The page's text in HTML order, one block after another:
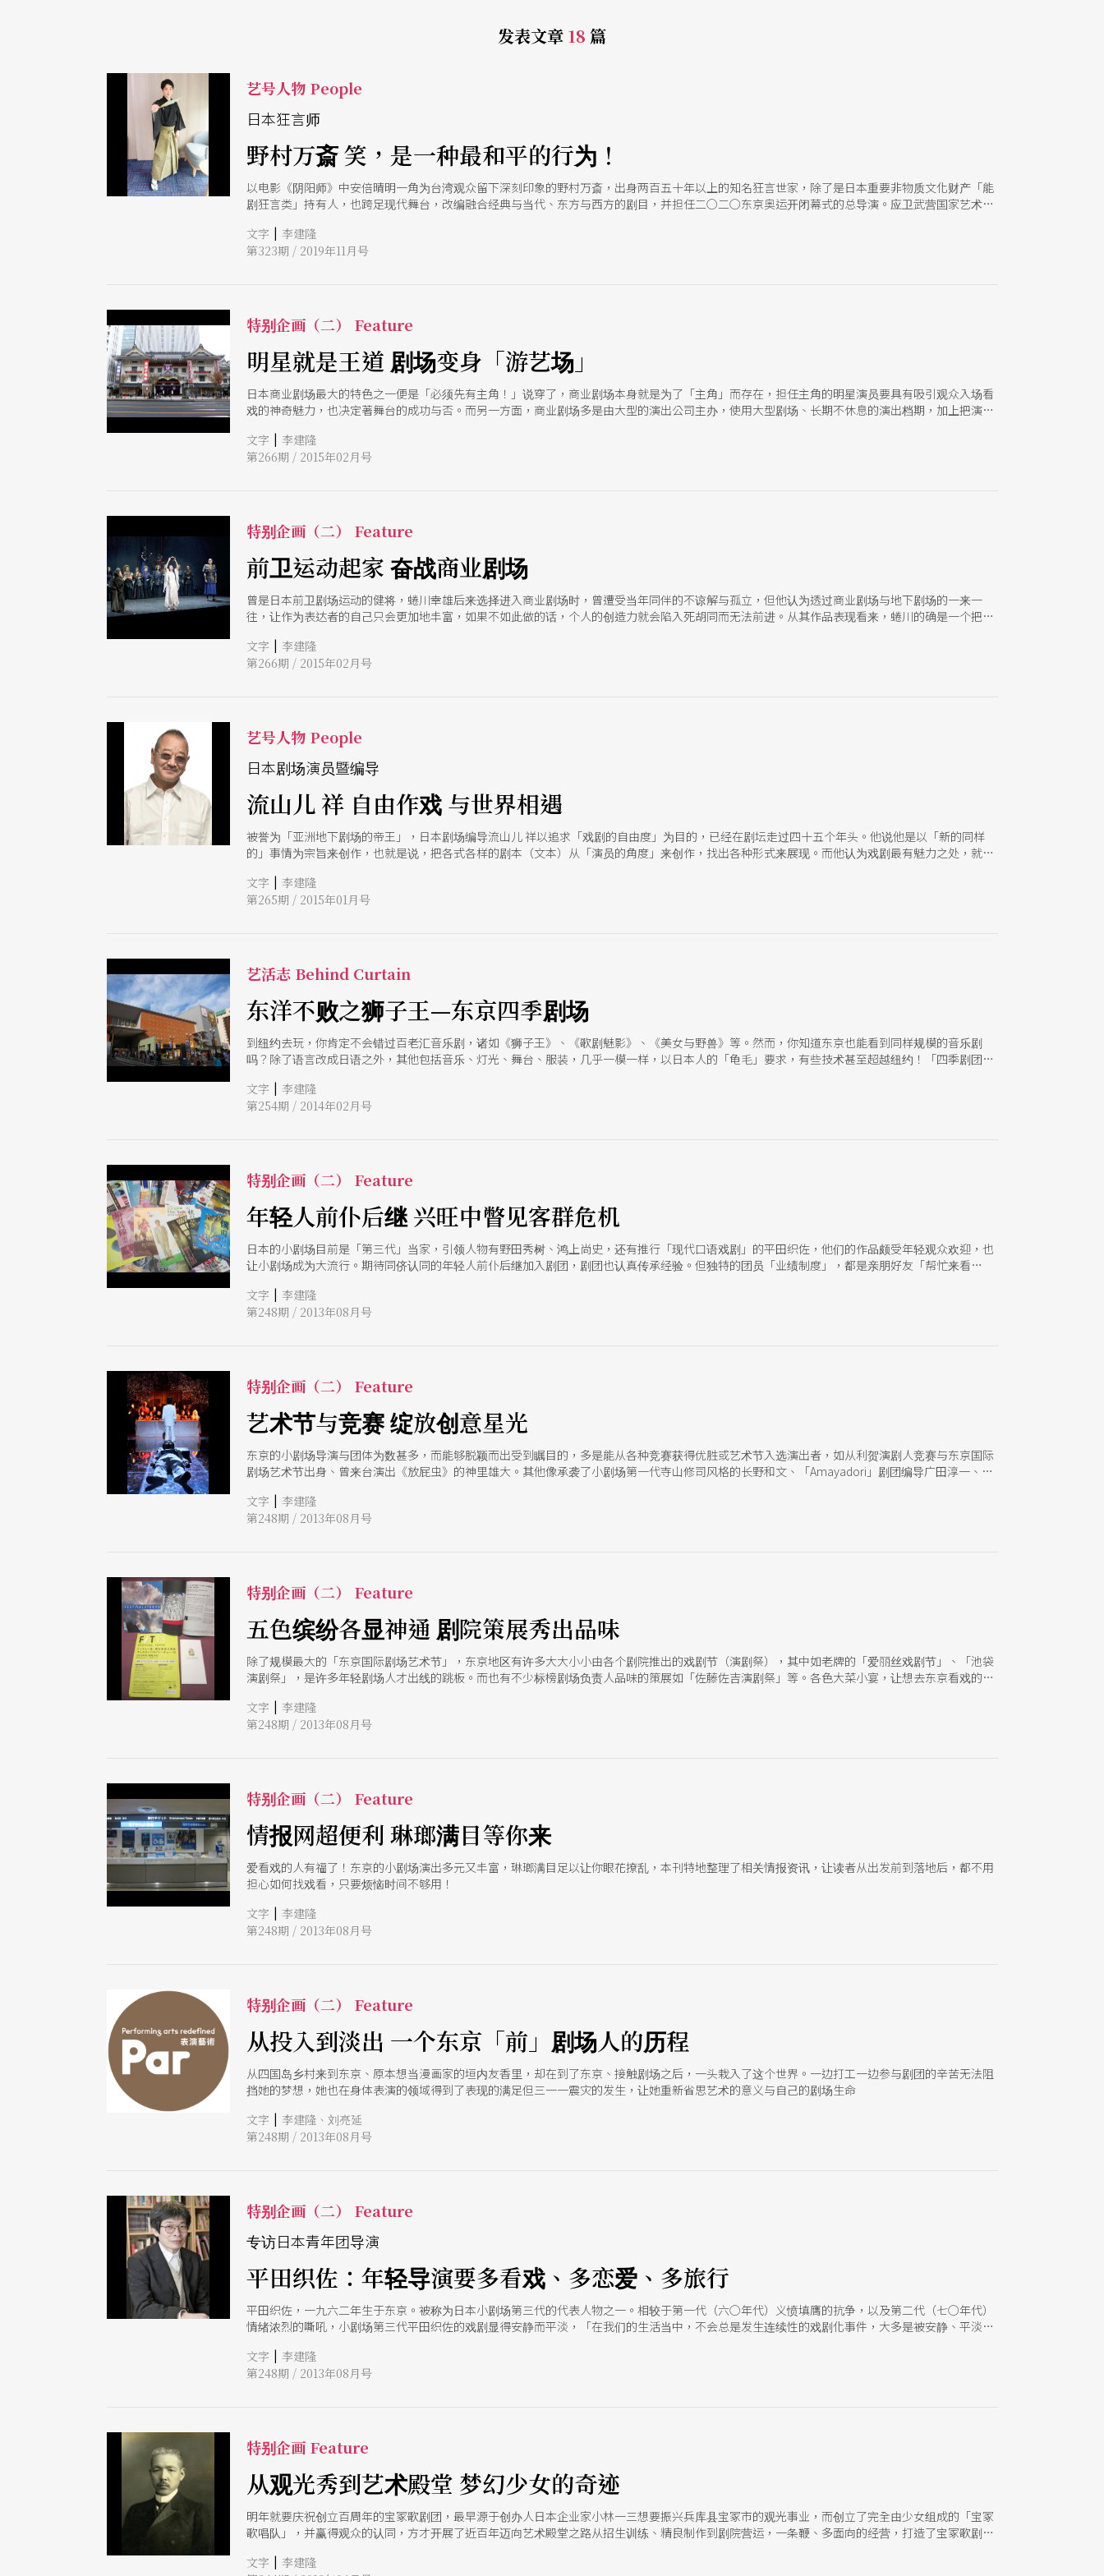
发表文章 18 篇
艺号人物 People
日本狂言师
野村万斎 笑，是一种最和平的行为！
以电影《阴阳师》中安倍晴明一角为台湾观众留下深刻印象的野村万斎，出身两百五十年以上的知名狂言世家，除了是日本重要非物质文化财产「能
剧狂言类」持有人，也跨足现代舞台，改编融合经典与当代、东方与西方的剧目，并担任二○二○东京奥运开闭幕式的总导演。应卫武营国家艺术文
对表演与创作的看法。
文字 | 李建隆
第323期 / 2019年11月号
特别企画（二） Feature
明星就是王道 剧场变身「游艺场」
日本商业剧场最大的特色之一便是「必须先有主角！」说穿了，商业剧场本身就是为了「主角」而存在，担任主角的明星演员要具有吸引观众入场看
戏的神奇魅力，也决定著舞台的成功与否。而另一方面，商业剧场多是由大型的演出公司主办，使用大型剧场、长期不休息的演出档期，加上把演出
「综艺娱乐」的游乐飨宴。
文字 | 李建隆
第266期 / 2015年02月号
特别企画（二） Feature
前卫运动起家 奋战商业剧场
曾是日本前卫剧场运动的健将，蜷川幸雄后来选择进入商业剧场时，曾遭受当年同伴的不谅解与孤立，但他认为透过商业剧场与地下剧场的一来一
往，让作为表达者的自己只会更加地丰富，如果不如此做的话，个人的创造力就会陷入死胡同而无法前进。从其作品表现看来，蜷川的确是一个把地
文字 | 李建隆
第266期 / 2015年02月号
艺号人物 People
日本剧场演员暨编导
流山儿 祥 自由作戏 与世界相遇
被誉为「亚洲地下剧场的帝王」，日本剧场编导流山儿 祥以追求「戏剧的自由度」为目的，已经在剧坛走过四十五个年头。他说他是以「新的同样
的」事情为宗旨来创作，也就是说，把各式各样的剧本（文本）从「演员的角度」来创作，找出各种形式来展现。而他认为戏剧最有魅力之处，就是
文字 | 李建隆
第265期 / 2015年01月号
艺活志 Behind Curtain
东洋不败之狮子王—东京四季剧场
到纽约去玩，你肯定不会错过百老汇音乐剧，诸如《狮子王》、《歌剧魅影》、《美女与野兽》等。然而，你知道东京也能看到同样规模的音乐剧
吗？除了语言改成日语之外，其他包括音乐、灯光、舞台、服装，几乎一模一样，以日本人的「龟毛」要求，有些技术甚至超越纽约！「四季剧团」
有「春」、「秋」、「夏」、「海」、「自由」五个剧场，其他还有北海道四季剧场、新名古屋音乐剧剧场及大阪四季剧场。
文字 | 李建隆
第254期 / 2014年02月号
特别企画（二） Feature
年轻人前仆后继 兴旺中瞥见客群危机
日本的小剧场目前是「第三代」当家，引领人物有野田秀树、鸿上尚史，还有推行「现代口语戏剧」的平田织佐，他们的作品颇受年轻观众欢迎，也
让小剧场成为大流行。期待同侪认同的年轻人前仆后继加入剧团，剧团也认真传承经验。但独特的团员「业绩制度」，都是亲朋好友「帮忙来看
文字 | 李建隆
第248期 / 2013年08月号
特别企画（二） Feature
艺术节与竞赛 绽放创意星光
东京的小剧场导演与团体为数甚多，而能够脱颖而出受到瞩目的，多是能从各种竞赛获得优胜或艺术节入选演出者，如从利贺演剧人竞赛与东京国际
剧场艺术节出身、曾来台演出《放屁虫》的神里雄大。其他像承袭了小剧场第一代寺山修司风格的长野和文、「Amayadori」剧团编导广田淳一、
文字 | 李建隆
第248期 / 2013年08月号
特别企画（二） Feature
五色缤纷各显神通 剧院策展秀出品味
除了规模最大的「东京国际剧场艺术节」，东京地区有许多大大小小由各个剧院推出的戏剧节（演剧祭），其中如老牌的「爱丽丝戏剧节」、「池袋
演剧祭」，是许多年轻剧场人才出线的跳板。而也有不少标榜剧场负责人品味的策展如「佐藤佐吉演剧祭」等。各色大菜小宴，让想去东京看戏的观
文字 | 李建隆
第248期 / 2013年08月号
特别企画（二） Feature
情报网超便利 琳瑯满目等你来
爱看戏的人有福了！东京的小剧场演出多元又丰富，琳瑯满目足以让你眼花撩乱，本刊特地整理了相关情报资讯，让读者从出发前到落地后，都不用
担心如何找戏看，只要烦恼时间不够用！
文字 | 李建隆
第248期 / 2013年08月号
特别企画（二） Feature
从投入到淡出 一个东京「前」剧场人的历程
从四国岛乡村来到东京、原本想当漫画家的垣内友香里，却在到了东京、接触剧场之后，一头栽入了这个世界。一边打工一边参与剧团的辛苦无法阻
挡她的梦想，她也在身体表演的领域得到了表现的满足但三一一震灾的发生，让她重新省思艺术的意义与自己的剧场生命
文字 | 李建隆、刘亮延
第248期 / 2013年08月号
特别企画（二） Feature
专访日本青年团导演
平田织佐：年轻导演要多看戏、多恋爱、多旅行
平田织佐，一九六二年生于东京。被称为日本小剧场第三代的代表人物之一。相较于第一代（六○年代）义愤填膺的抗争，以及第二代（七○年代）
情绪浓烈的嘶吼，小剧场第三代平田织佐的戏剧显得安静而平淡，「在我们的生活当中，不会总是发生连续性的戏剧化事件，大多是被安静、平淡的
剧的引进，在剧本的翻译上也直接采用了西洋的语法和逻辑。于是，在平田的剧本里，他便开始提倡「当代戏剧口语理论」，演员不会说出像翻译剧
本一样的怪腔怪调台词，取而代之的是日常生活中所使用的平淡对话，如此巨大的颠覆深深影响了接下来的剧场新人。 今年的台北艺术节，平田织佐
文字 | 李建隆
第248期 / 2013年08月号
特别企画 Feature
从观光秀到艺术殿堂 梦幻少女的奇迹
明年就要庆祝创立百周年的宝冢歌剧团，最早源于创办人日本企业家小林一三想要振兴兵库县宝冢市的观光事业，而创立了完全由少女组成的「宝冢
歌唱队」，并赢得观众的认同，方才开展了近百年迈向艺术殿堂之路从招生训练、精良制作到剧院营运，一条鞭、多面向的经营，打造了宝冢歌剧团
文字 | 李建隆